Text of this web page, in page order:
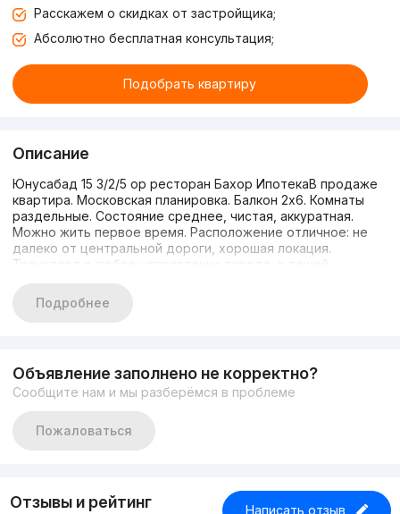
Расскажем о скидках от застройщика;
Абсолютно бесплатная консультация;
Подобрать квартиру
Описание
Юнусабад 15 3/2/5 ор ресторан Бахор ИпотекаВ продаже
квартира. Московская планировка. Балкон 2х6. Комнаты
раздельные. Состояние среднее, чистая, аккуратная.
Можно жить первое время. Расположение отличное: не
далеко от центральной дороги, хорошая локация.
Транспорт в любое направление города, в пешей
Ипотека есть. 93 3928352 Диляра
Подробнее
Объявление заполнено не корректно?
Сообщите нам и мы разберёмся в проблеме
Пожаловаться
Отзывы и рейтинг Написать отзыв